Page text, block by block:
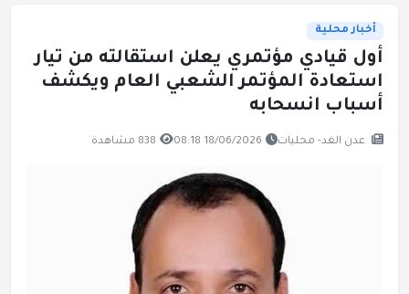
أخبار محلية
أول قيادي مؤتمري يعلن استقالته من تيار
استعادة المؤتمر الشعبي العام ويكشف
أسباب انسحابه
عدن الغد- محليات 18/06/2026 08:18 838 مشاهدة